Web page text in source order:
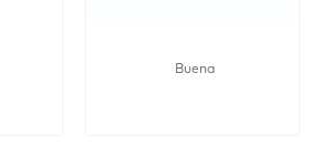
Buena